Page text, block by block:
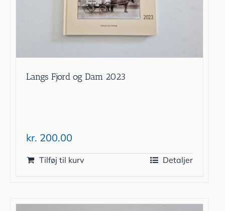
Langs Fjord og Dam 2023
kr. 200.00
Tilføj til kurv Detaljer